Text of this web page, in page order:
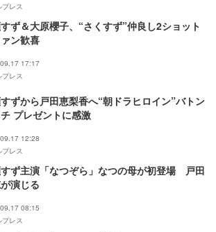
レス
ず＆大原櫻子、“さくすず”仲良し2ショット
ン歓喜
17:17
レス
ずから戸田恵梨香へ“朝ドラヒロイン”バトン
プレゼントに感激
12:28
レス
ず主演「なつぞら」なつの母が初登場 戸田
演じる
08:15
レス